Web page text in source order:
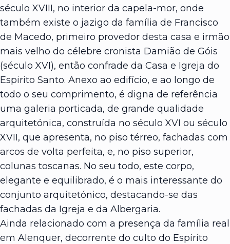
século XVIII, no interior da capela-mor, onde
também existe o jazigo da família de Francisco
de Macedo, primeiro provedor desta casa e irmão
mais velho do célebre cronista Damião de Góis
(século XVI), então confrade da Casa e Igreja do
Espirito Santo. Anexo ao edifício, e ao longo de
todo o seu comprimento, é digna de referência
uma galeria porticada, de grande qualidade
arquitetónica, construída no século XVI ou século
XVII, que apresenta, no piso térreo, fachadas com
arcos de volta perfeita, e, no piso superior,
colunas toscanas. No seu todo, este corpo,
elegante e equilibrado, é o mais interessante do
conjunto arquitetónico, destacando-se das
fachadas da Igreja e da Albergaria.
Ainda relacionado com a presença da família real
em Alenquer, decorrente do culto do Espírito